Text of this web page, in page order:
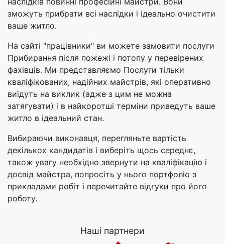
зможуть прибрати всі наслідки і ідеально очистити
ваше житло.
На сайті "працівники" ви можете замовити послуги
Прибирання після пожежі і потопу у перевірених
фахівців. Ми представляємо Послуги тільки
кваліфікованих, надійних майстрів, які оперативно
виїдуть на виклик (адже з цим не можна
затягувати) і в найкоротші терміни приведуть ваше
житло в ідеальний стан.
Вибираючи виконавця, перегляньте вартість
декількох кандидатів і виберіть щось середнє,
також увагу необхідно звернути на кваліфікацію і
досвід майстра, попросіть у нього портфоліо з
прикладами робіт і перечитайте відгуки про його
роботу.
Наші партнери